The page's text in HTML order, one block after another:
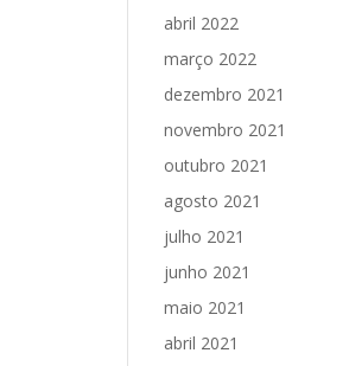
abril 2022
março 2022
dezembro 2021
novembro 2021
outubro 2021
agosto 2021
julho 2021
junho 2021
maio 2021
abril 2021